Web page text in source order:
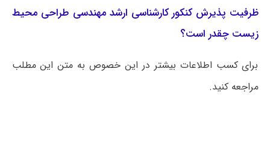
ظرفیت پذیرش کنکور کارشناسی ارشد مهندسی طراحی محیط
زیست چقدر است؟
برای کسب اطلاعات بیشتر در این خصوص به متن این مطلب
مراجعه کنید.